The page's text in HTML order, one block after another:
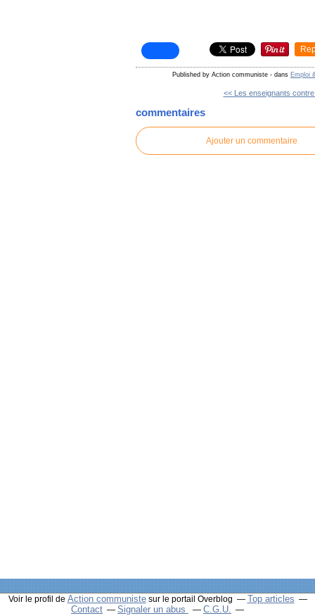
Published by Action communiste - dans Emploi
<< Les enseignants contre
commentaires
Ajouter un commentaire
Voir le profil de Action communistesur le portail Overblog
Top articles
Contact
Signaler un abus
C.G.U.